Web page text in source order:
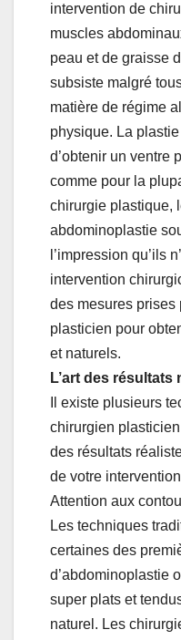
intervention de
muscles
peau et de graisse
subsiste malgré
matière de régime
physique. La
d’obtenir un ventre
comme pour la
chirurgie plastique,
abdominoplastie
l’impression qu’ils
intervention
des mesures prises
plasticien pour
et naturels.
L’art des résultats
Il existe plusieurs
chirurgien
des résultats
de votre
Attention aux
Les techniques
certaines des
d’abdominoplastie
super plats et
naturel. Les